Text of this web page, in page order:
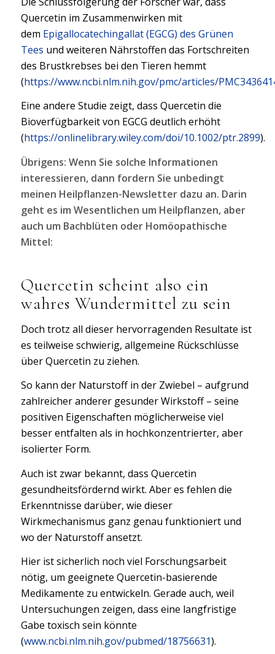
Quercetin im Zusammenwirken mit
dem Epigallocatechingallat (EGCG) des Grünen
Tees und weiteren Nährstoffen das Fortschreiten
des Brustkrebses bei den Tieren hemmt
(https://www.ncbi.nlm.nih.gov/pmc/articles/
Eine andere Studie zeigt, dass Quercetin die
Bioverfügbarkeit von EGCG deutlich erhöht
(https://onlinelibrary.wiley.com/doi/10.1002/ptr.2899).
Übrigens: Wenn Sie solche Informationen
interessieren, dann fordern Sie unbedingt
meinen Heilpflanzen-Newsletter dazu an. Darin
geht es im Wesentlichen um Heilpflanzen, aber
auch um Bachblüten oder Homöopathische
Mittel:
Quercetin scheint also ein
wahres Wundermittel zu sein
Doch trotz all dieser hervorragenden Resultate ist
es teilweise schwierig, allgemeine Rückschlüsse
über Quercetin zu ziehen.
So kann der Naturstoff in der Zwiebel – aufgrund
zahlreicher anderer gesunder Wirkstoff – seine
positiven Eigenschaften möglicherweise viel
besser entfalten als in hochkonzentrierter, aber
isolierter Form.
Auch ist zwar bekannt, dass Quercetin
gesundheitsfördernd wirkt. Aber es fehlen die
Erkenntnisse darüber, wie dieser
Wirkmechanismus ganz genau funktioniert und
wo der Naturstoff ansetzt.
Hier ist sicherlich noch viel Forschungsarbeit
nötig, um geeignete Quercetin-basierende
Medikamente zu entwickeln. Gerade auch, weil
Untersuchungen zeigen, dass eine langfristige
Gabe toxisch sein könnte
(www.ncbi.nlm.nih.gov/pubmed/18756631).